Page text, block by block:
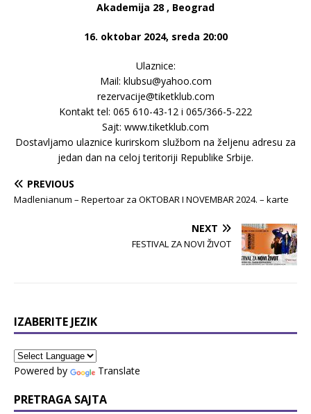
Akademija 28 , Beograd
16. oktobar 2024, sreda 20:00
Ulaznice:
Mail: klubsu@yahoo.com
rezervacije@tiketklub.com
Kontakt tel: 065 610-43-12 i 065/366-5-222
Sajt: www.tiketklub.com
Dostavljamo ulaznice kurirskom službom na željenu adresu za
jedan dan na celoj teritoriji Republike Srbije.
PREVIOUS
Madlenianum – Repertoar za OKTOBAR I NOVEMBAR 2024. – karte
NEXT
FESTIVAL ZA NOVI ŽIVOT
IZABERITE JEZIK
Powered by Translate
PRETRAGA SAJTA